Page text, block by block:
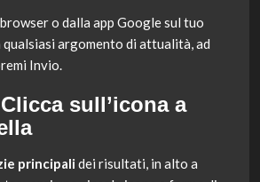
o dalla app Google sul tuo
argomento di attualità, ad
Invio.
sull’icona a
principali dei risultati, in alto a